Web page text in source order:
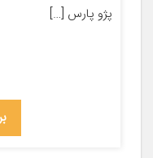
پژو پارس […]